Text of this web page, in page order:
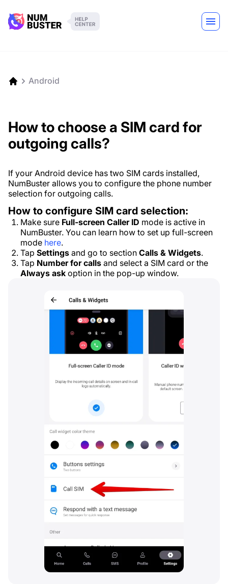
Android
How to choose a SIM card for
outgoing calls?
If your Android device has two SIM cards installed,
NumBuster allows you to configure the phone number
selection for outgoing calls.
How to configure SIM card selection:
Make sure Full-screen Caller ID mode is active in
NumBuster. You can learn how to set up full-screen
mode here.
Tap Settings and go to section Calls & Widgets.
Tap Number for calls and select a SIM card or the
Always ask option in the pop-up window.